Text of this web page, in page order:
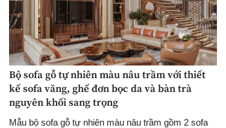
Bộ sofa gỗ tự nhiên màu nâu trầm với thiết
kế sofa văng, ghế đơn bọc da và bàn trà
nguyên khối sang trọng
Mẫu bộ sofa gỗ tự nhiên màu nâu trầm gồm 2 sofa